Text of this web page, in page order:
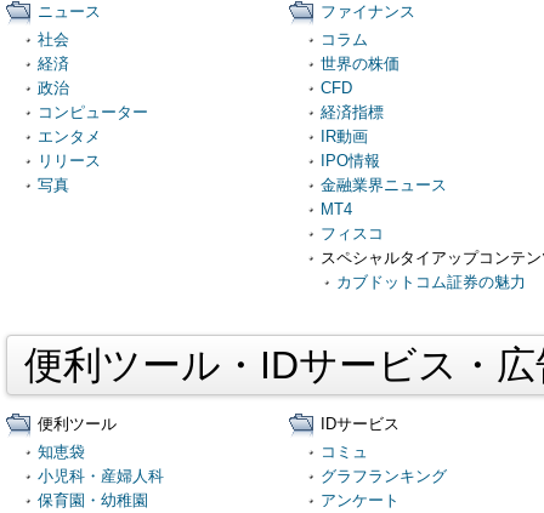
ニュース
社会
経済
政治
コンピューター
エンタメ
リリース
写真
ファイナンス
コラム
世界の株価
CFD
経済指標
IR動画
IPO情報
金融業界ニュース
MT4
フィスコ
スペシャルタイアップコンテ
カブドットコム証券の魅力
便利ツール・IDサービス・
便利ツール
知恵袋
小児科・産婦人科
保育園・幼稚園
IDサービス
コミュ
グラフランキング
アンケート